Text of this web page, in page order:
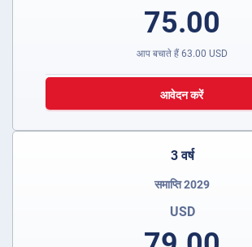
75.00
आप बचाते हैं 63.00 USD
आवेदन करें
3 वर्ष
समाप्ति 2029
USD